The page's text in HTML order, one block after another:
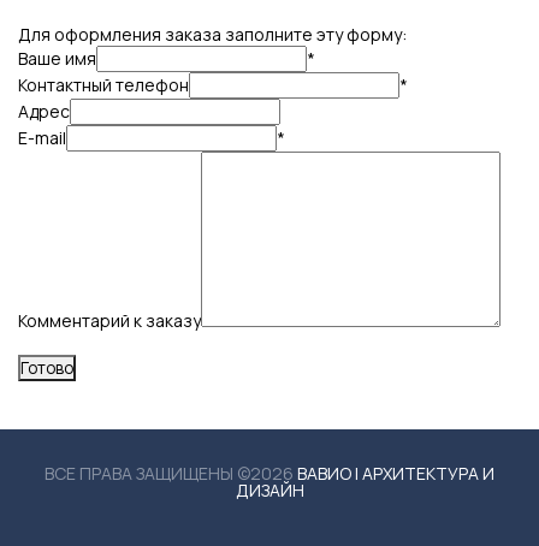
Для оформления заказа заполните эту форму:
Ваше имя
*
Контактный телефон
*
Адрес
E-mail
*
Комментарий к заказу
ВСЕ ПРАВА ЗАЩИЩЕНЫ ©2026 ВАВИО | АРХИТЕКТУРА И
ДИЗАЙН